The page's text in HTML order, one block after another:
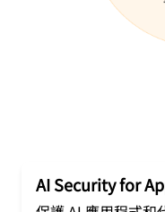
AI Security for